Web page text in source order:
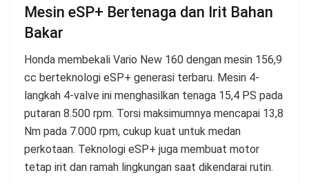
Mesin eSP+ Bertenaga dan Irit Bahan
Bakar
Honda membekali Vario New 160 dengan mesin 156,9
cc berteknologi eSP+ generasi terbaru. Mesin 4-
langkah 4-valve ini menghasilkan tenaga 15,4 PS pada
putaran 8.500 rpm. Torsi maksimumnya mencapai 13,8
Nm pada 7.000 rpm, cukup kuat untuk medan
perkotaan. Teknologi eSP+ juga membuat motor
tetap irit dan ramah lingkungan saat dikendarai rutin.